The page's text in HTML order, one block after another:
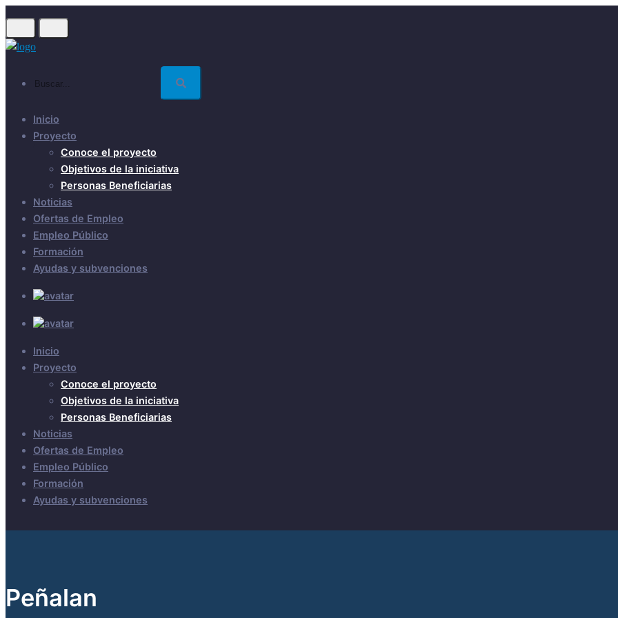
main
Inicio
Proyecto
Conoce el proyecto
Objetivos de la iniciativa
Personas Beneficiarias
Noticias
Ofertas de Empleo
Empleo Público
Formación
Ayudas y subvenciones
Inicio
Proyecto
Conoce el proyecto
Objetivos de la iniciativa
Personas Beneficiarias
Noticias
Ofertas de Empleo
Empleo Público
Formación
Ayudas y subvenciones
Peñalan